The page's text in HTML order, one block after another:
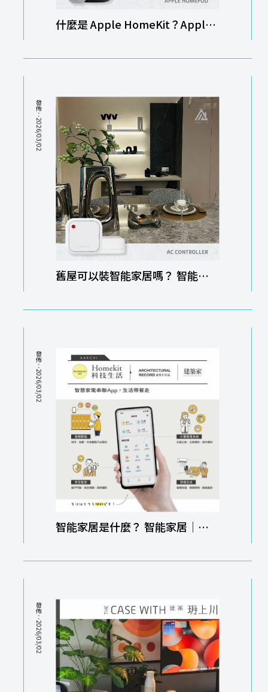
什麼是 Apple HomeKit？Apple
居安裝
舊屋可以裝智能家居嗎？ 智能家
發佈：2026/03/02
智能家居是什麼？ 智能家居｜新
發佈：2026/03/02
發佈：2026/03/02